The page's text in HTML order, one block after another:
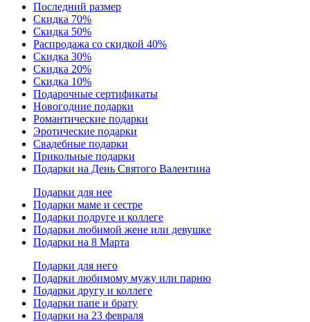
Последний размер
Скидка 70%
Скидка 50%
Распродажа со скидкой 40%
Скидка 30%
Скидка 20%
Скидка 10%
Подарочные сертификаты
Новогодние подарки
Романтические подарки
Эротические подарки
Свадебные подарки
Прикольные подарки
Подарки на День Святого Валентина
Подарки для нее
Подарки маме и сестре
Подарки подруге и коллеге
Подарки любимой жене или девушке
Подарки на 8 Марта
Подарки для него
Подарки любимому мужу или парню
Подарки другу и коллеге
Подарки папе и брату
Подарки на 23 февраля